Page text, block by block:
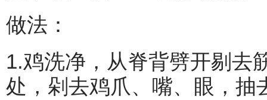
做法：
1.鸡洗净，从脊背劈开剔去
处，剁去鸡爪、嘴、眼，抽